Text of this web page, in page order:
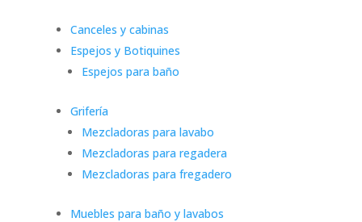
Canceles y cabinas
Espejos y Botiquines
Espejos para baño
Grifería
Mezcladoras para lavabo
Mezcladoras para regadera
Mezcladoras para fregadero
Muebles para baño y lavabos